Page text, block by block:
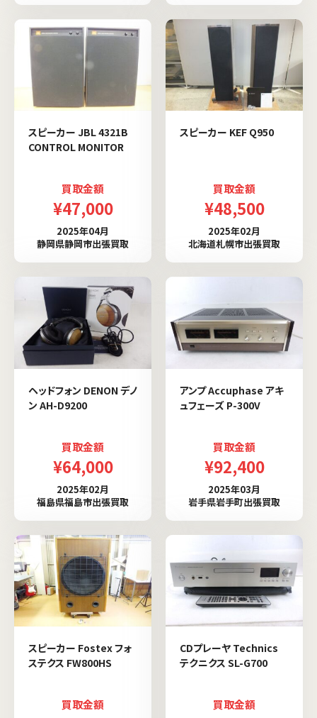
スピーカー JBL 4321B
CONTROL MONITOR
買取金額
¥47,000
2025年04月
静岡県静岡市出張買取
スピーカー KEF Q950
買取金額
¥48,500
2025年02月
北海道札幌市出張買取
ヘッドフォン DENON デノ
ン AH-D9200
買取金額
¥64,000
2025年02月
福島県福島市出張買取
アンプ Accuphase アキ
ュフェーズ P-300V
買取金額
¥92,400
2025年03月
岩手県岩手町出張買取
スピーカー Fostex フォ
ステクス FW800HS
買取金額
CDプレーヤ Technics
テクニクス SL-G700
買取金額